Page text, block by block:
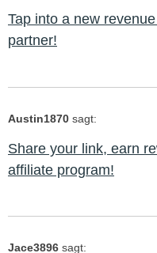
Tap into a new
partner!
Austin1870 sagt:
Share your link, earn
affiliate program!
Jace3896 sagt: